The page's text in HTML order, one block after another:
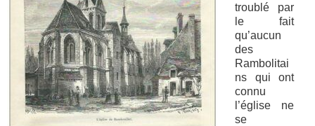
troublé par
le fait
qu’aucun
des
Rambolitai
ns qui ont
connu
l’église ne
se